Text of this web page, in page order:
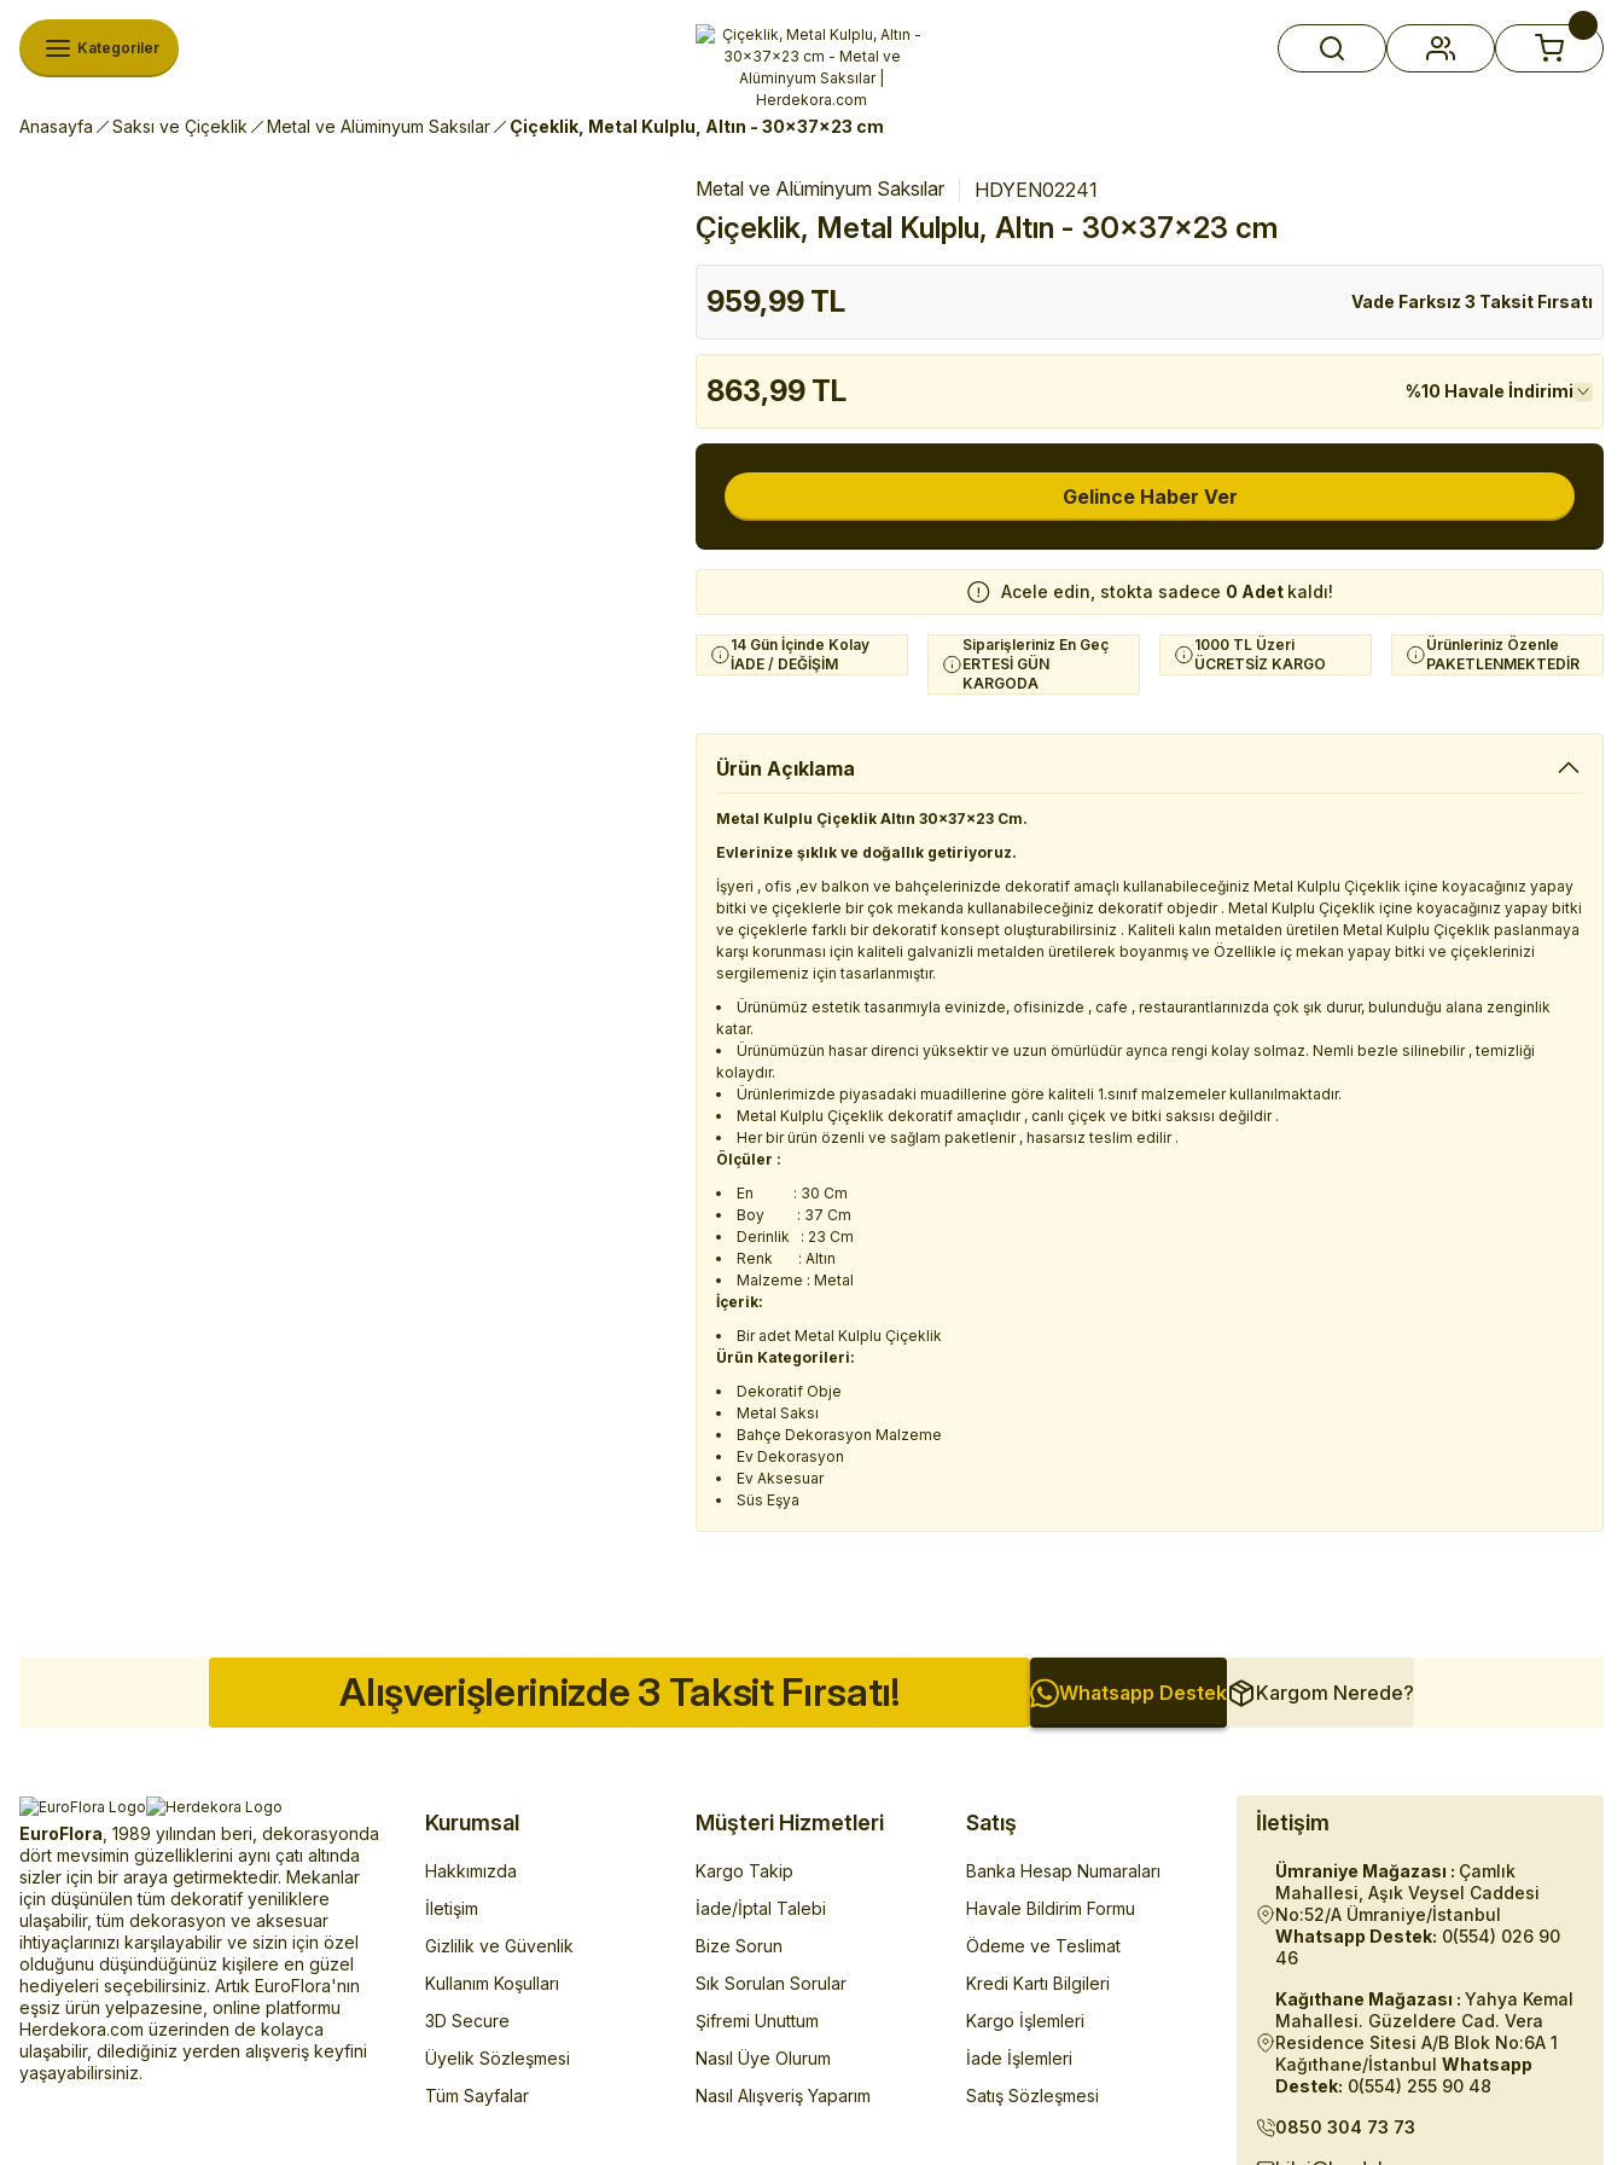
Alışverişlerinizde 3 Taksit Fırsatı!İlk siparişinizi verin!
%10 Havale İndirimi
Şimdi Alışveriş yap!
Kategoriler
Anasayfa Saksı ve Çiçeklik Metal ve Alüminyum Saksılar Çiçeklik, Metal Kulplu, Altın - 30x37x23 cm
Metal ve Alüminyum Saksılar HDYEN02241
Çiçeklik, Metal Kulplu, Altın - 30x37x23 cm
959,99 TL Vade Farksız 3 Taksit Fırsatı
863,99 TL %10 Havale İndirimi
Gelince Haber Ver
Acele edin, stokta sadece 0 Adet kaldı!
14 Gün İçinde Kolay
İADE / DEĞİŞİM
Siparişleriniz En Geç
ERTESİ GÜN
KARGODA
1000 TL Üzeri
ÜCRETSİZ KARGO
Ürünleriniz Özenle
PAKETLENMEKTEDİR
Ürün Açıklama
Metal Kulplu Çiçeklik Altın 30x37x23 Cm.
Evlerinize şıklık ve doğallık getiriyoruz.
İşyeri , ofis ,ev balkon ve bahçelerinizde dekoratif amaçlı kullanabileceğiniz Metal Kulplu Çiçeklik içine koyacağınız yapay
bitki ve çiçeklerle bir çok mekanda kullanabileceğiniz dekoratif objedir . Metal Kulplu Çiçeklik içine koyacağınız yapay bitki
ve çiçeklerle farklı bir dekoratif konsept oluşturabilirsiniz . Kaliteli kalın metalden üretilen Metal Kulplu Çiçeklik paslanmaya
karşı korunması için kaliteli galvanizli metalden üretilerek boyanmış ve Özellikle iç mekan yapay bitki ve çiçeklerinizi
sergilemeniz için tasarlanmıştır.
Ürünümüz estetik tasarımıyla evinizde, ofisinizde , cafe , restaurantlarınızda çok şık durur, bulunduğu alana zenginlik
katar.
Ürünümüzün hasar direnci yüksektir ve uzun ömürlüdür ayrıca rengi kolay solmaz. Nemli bezle silinebilir , temizliği
kolaydır.
Ürünlerimizde piyasadaki muadillerine göre kaliteli 1.sınıf malzemeler kullanılmaktadır.
Metal Kulplu Çiçeklik dekoratif amaçlıdır , canlı çiçek ve bitki saksısı değildir .
Her bir ürün özenli ve sağlam paketlenir , hasarsız teslim edilir .
Ölçüler :
En : 30 Cm
Boy : 37 Cm
Derinlik : 23 Cm
Renk : Altın
Malzeme : Metal
İçerik:
Bir adet Metal Kulplu Çiçeklik
Ürün Kategorileri:
Dekoratif Obje
Metal Saksı
Bahçe Dekorasyon Malzeme
Ev Dekorasyon
Ev Aksesuar
Süs Eşya
Alışverişlerinizde 3 Taksit Fırsatı! Whatsapp Destek Kargom Nerede?
EuroFlora , 1989 yılından beri, dekorasyonda
dört mevsimin güzelliklerini aynı çatı altında
sizler için bir araya getirmektedir. Mekanlar
için düşünülen tüm dekoratif yeniliklere
ulaşabilir, tüm dekorasyon ve aksesuar
ihtiyaçlarınızı karşılayabilir ve sizin için özel
olduğunu düşündüğünüz kişilere en güzel
hediyeleri seçebilirsiniz. Artık EuroFlora'nın
eşsiz ürün yelpazesine, online platformu
Herdekora.com üzerinden de kolayca
ulaşabilir, dilediğiniz yerden alışveriş keyfini
yaşayabilirsiniz.
Kurumsal
Hakkımızda
İletişim
Gizlilik ve Güvenlik
Kullanım Koşulları
3D Secure
Üyelik Sözleşmesi
Tüm Sayfalar
Müşteri Hizmetleri
Kargo Takip
İade/İptal Talebi
Bize Sorun
Sık Sorulan Sorular
Şifremi Unuttum
Nasıl Üye Olurum
Nasıl Alışveriş Yaparım
Satış
Banka Hesap Numaraları
Havale Bildirim Formu
Ödeme ve Teslimat
Kredi Kartı Bilgileri
Kargo İşlemleri
İade İşlemleri
Satış Sözleşmesi
İletişim
Ümraniye Mağazası : Çamlık
Mahallesi, Aşık Veysel Caddesi
No:52/A Ümraniye/İstanbul
Whatsapp Destek: 0(554) 026 90
46
Kağıthane Mağazası : Yahya Kemal
Mahallesi. Güzeldere Cad. Vera
Residence Sitesi A/B Blok No:6A 1
Kağıthane/İstanbul Whatsapp
Destek: 0(554) 255 90 48
0850 304 73 73